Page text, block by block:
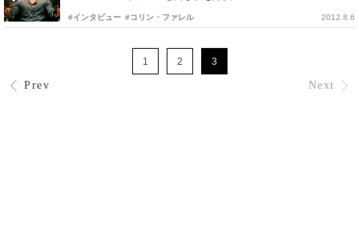
#インタビュー #コリン・ファレル 2012.8.6
Prev
1 2 3
Next